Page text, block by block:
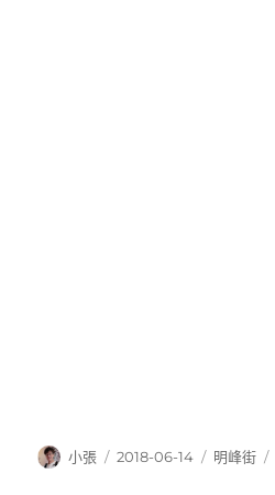
作
小張
發
2018-06-14
分
明峰街